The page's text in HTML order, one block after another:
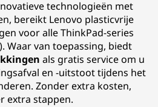
technologieën met
bereikt Lenovo plasticvrije
voor alle ThinkPad-series
Waar van toepassing, biedt
als gratis service om u
en -uitstoot tijdens het
Zonder extra kosten,
extra stappen.